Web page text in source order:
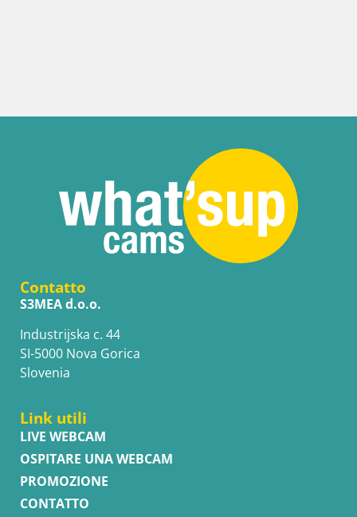
Contatto
S3MEA d.o.o.
Industrijska c. 44
SI-5000 Nova Gorica
Slovenia
Link utili
LIVE WEBCAM
OSPITARE UNA WEBCAM
PROMOZIONE
CONTATTO